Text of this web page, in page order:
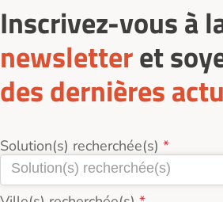
électroménagers.
Parfois des services à la
repas, aide administrative).
Les services varient selon le type
l’organisme gestionnaire.
Inscrivez-vous à
newsletteret
des dernières
Solution(s) recherchée(s)